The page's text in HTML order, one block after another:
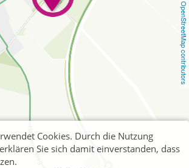
OpenStreetMap contributors
Cookies. Durch die Nutzung
Sie sich damit einverstanden, dass